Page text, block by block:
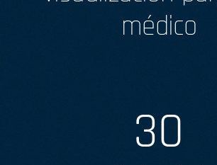
médico
30